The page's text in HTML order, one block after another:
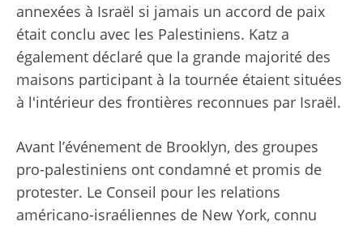
annexées à Israël si jamais un accord de paix
était conclu avec les Palestiniens. Katz a
également déclaré que la grande majorité des
maisons participant à la tournée étaient situées
à l'intérieur des frontières reconnues par Israël.
Avant l’événement de Brooklyn, des groupes
pro-palestiniens ont condamné et promis de
protester. Le Conseil pour les relations
américano-israéliennes de New York, connu